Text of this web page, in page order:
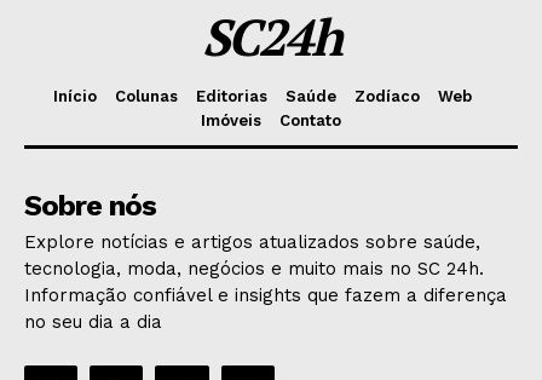
SC24h
Início Colunas Editorias Saúde Zodíaco
Web
Imóveis
Contato
Sobre nós
Explore notícias e artigos atualizados sobre saúde,
tecnologia, moda, negócios e muito mais no SC 24h.
Informação confiável e insights que fazem a diferença
no seu dia a dia